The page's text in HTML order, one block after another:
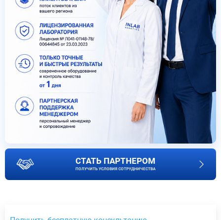
СТАТЬ ПАРТНЕРОМ
ПОЛУЧИТЬ УСЛОВИЯ СОТРУДНИЧЕСТВА